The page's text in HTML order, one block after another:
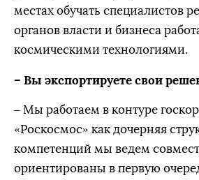
местах обучать специалистов
органов власти и бизнеса
космическими технологиями.
– Вы экспортируете свои
– Мы работаем в контуре
«Роскосмос» как дочерняя
компетенций мы ведем
ориентированы в первую